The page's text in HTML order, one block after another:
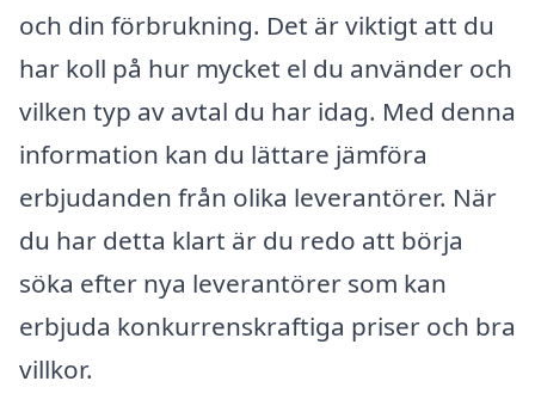
och din förbrukning. Det är viktigt att du
har koll på hur mycket el du använder och
vilken typ av avtal du har idag. Med denna
information kan du lättare jämföra
erbjudanden från olika leverantörer. När
du har detta klart är du redo att börja
söka efter nya leverantörer som kan
erbjuda konkurrenskraftiga priser och bra
villkor.